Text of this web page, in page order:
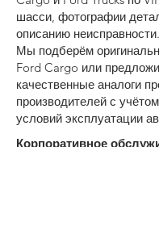
шасси, фотографии
описанию неисправности.
Мы подберём
Ford Cargo или
качественные аналоги
производителей с
условий эксплуатации
Корпоративное